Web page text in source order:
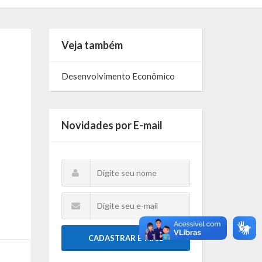
Veja também
Desenvolvimento Econômico
Novidades por E-mail
CADASTRAR E-MAIL